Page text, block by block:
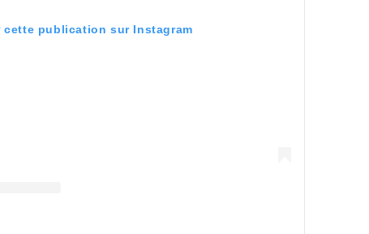
cette publication sur Instagram